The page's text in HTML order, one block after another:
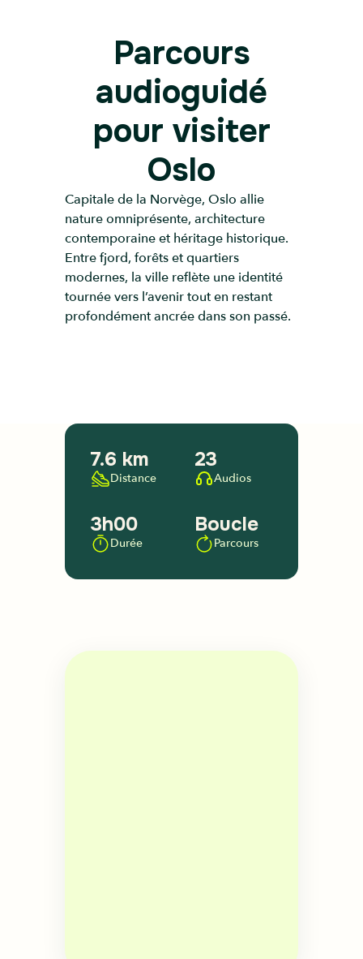
Parcours
audioguidé
pour visiter
Oslo
Capitale de la Norvège, Oslo allie
nature omniprésente, architecture
contemporaine et héritage historique.
Entre fjord, forêts et quartiers
modernes, la ville reflète une identité
tournée vers l’avenir tout en restant
profondément ancrée dans son passé.
7.6 km
Distance
23
Audios
3h00
Durée
Boucle
Parcours